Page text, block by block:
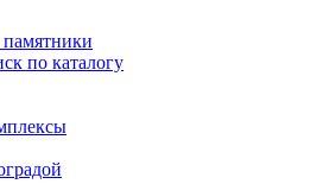
по каталогу